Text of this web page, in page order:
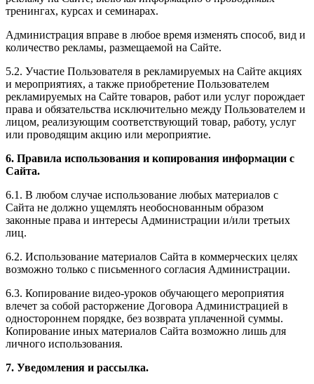
тренингах, курсах и семинарах.
Администрация вправе в любое время изменять способ, вид и
количество рекламы, размещаемой на Сайте.
5.2. Участие Пользователя в рекламируемых на Сайте акциях
и мероприятиях, а также приобретение Пользователем
рекламируемых на Сайте товаров, работ или услуг порождает
права и обязательства исключительно между Пользователем и
лицом, реализующим соответствующий товар, работу, услуг
или проводящим акцию или мероприятие.
6. Правила использования и копирования информации с
Сайта.
6.1. В любом случае использование любых материалов с
Сайта не должно ущемлять необоснованным образом
законные права и интересы Администрации и/или третьих
лиц.
6.2. Использование материалов Сайта в коммерческих целях
возможно только с письменного согласия Администрации.
6.3. Копирование видео-уроков обучающего мероприятия
влечет за собой расторжение Договора Администрацией в
одностороннем порядке, без возврата уплаченной суммы.
Копирование иных материалов Сайта возможно лишь для
личного использования.
7. Уведомления и рассылка.